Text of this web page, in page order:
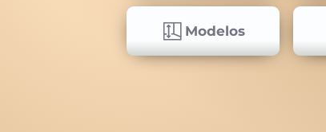
Modelos